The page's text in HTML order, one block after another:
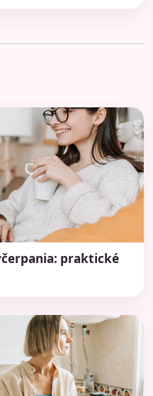
praktické